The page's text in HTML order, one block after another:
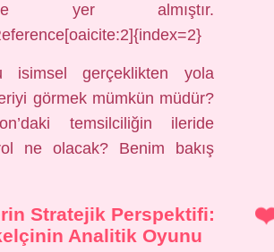
yer almıştır.
isimsel gerçeklikten yola
görmek mümkün müdür?
temsilciliğin ileride
ne olacak? Benim bakış
Stratejik Perspektifi:
Analitik Oyunu